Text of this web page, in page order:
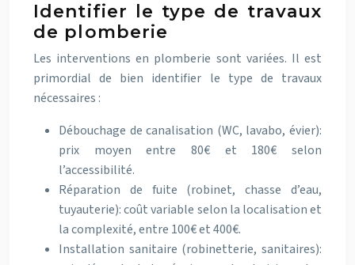
Identifier le type de travaux
de plomberie
Les interventions en plomberie sont variées. Il est
primordial de bien identifier le type de travaux
nécessaires :
Débouchage de canalisation (WC, lavabo, évier):
prix moyen entre 80€ et 180€ selon
l’accessibilité.
Réparation de fuite (robinet, chasse d’eau,
tuyauterie): coût variable selon la localisation et
la complexité, entre 100€ et 400€.
Installation sanitaire (robinetterie, sanitaires):